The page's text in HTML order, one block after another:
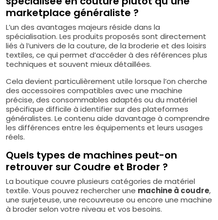
marketplace généraliste ?
L’un des avantages majeurs réside dans la
spécialisation. Les produits proposés sont directement
liés à l’univers de la couture, de la broderie et des loisirs
textiles, ce qui permet d’accéder à des références plus
techniques et souvent mieux détaillées.
Cela devient particulièrement utile lorsque l’on cherche
des accessoires compatibles avec une machine
précise, des consommables adaptés ou du matériel
spécifique difficile à identifier sur des plateformes
généralistes. Le contenu aide davantage à comprendre
les différences entre les équipements et leurs usages
réels.
Quels types de machines peut-on
retrouver sur Coudre et Broder ?
La boutique couvre plusieurs catégories de matériel
textile. Vous pouvez rechercher une machine à coudre,
une surjeteuse, une recouvreuse ou encore une machine
à broder selon votre niveau et vos besoins.